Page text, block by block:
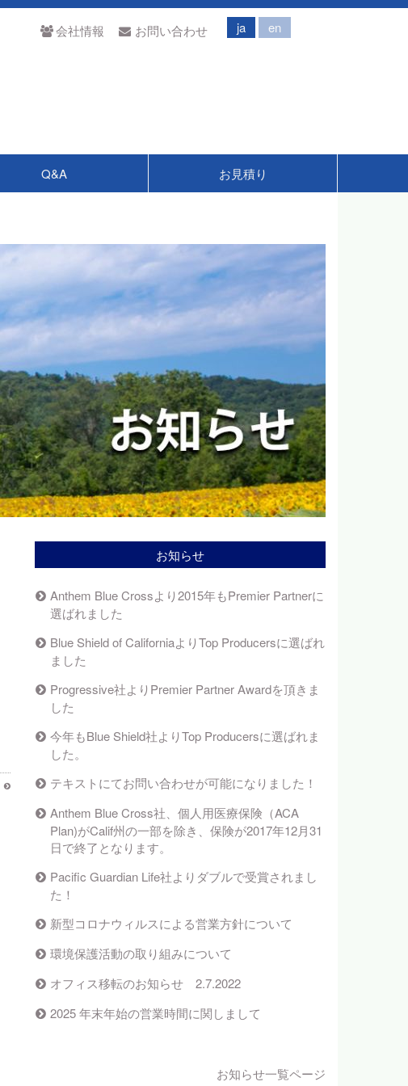
ja en
会社情報 お問い合わせ
Q&A お見積り
お知らせ
Anthem Blue Crossより2015年もPremier Partnerに
選ばれました
Blue Shield of CaliforniaよりTop Producersに選ばれ
ました
Progressive社よりPremier Partner Awardを頂きま
した
今年もBlue Shield社よりTop Producersに選ばれま
した。
テキストにてお問い合わせが可能になりました！
Anthem Blue Cross社、個人用医療保険（ACA
Plan)がCalif州の一部を除き、保険が2017年12月31
日で終了となります。
Pacific Guardian Life社よりダブルで受賞されまし
た！
新型コロナウィルスによる営業方針について
環境保護活動の取り組みについて
オフィス移転のお知らせ 2.7.2022
2025 年末年始の営業時間に関しまして
お知らせ一覧ページ